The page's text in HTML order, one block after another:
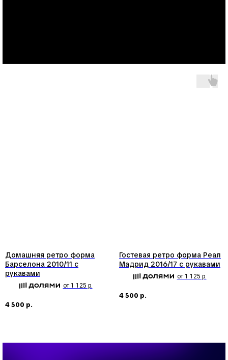
Домашняя ретро форма
Барселона 2010/11 с
рукавами
от 1 125 р.
4 500 р.
Гостевая ретро форма Реал
Мадрид 2016/17 с рукавами
от 1 125 р.
4 500 р.